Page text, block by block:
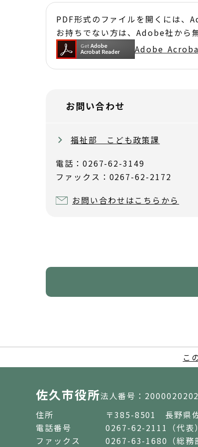
PDF形式のファイルを開くには
お持ちでない方は、Adobe社から
Adobe
お問い合わせ
福祉部 こども政策課
電話：0267-62-3149
ファックス：0267-62-2172
お問い合わせはこちらから
こ
佐久市役所法人番号：
住所
〒385-8501 長野県
電話番号
0267-62-2111（代表）
ファックス
0267-63-1680（総務